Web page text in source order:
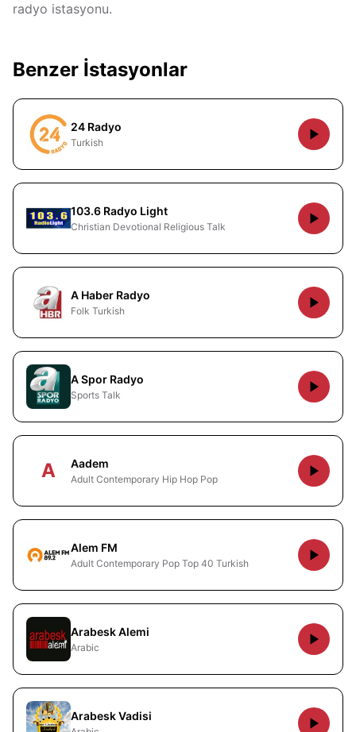
radyo istasyonu.
Benzer İstasyonlar
24 Radyo
Turkish
103.6 Radyo Light
Christian Devotional Religious Talk
A Haber Radyo
Folk Turkish
A Spor Radyo
Sports Talk
A Aadem
Adult Contemporary Hip Hop Pop
Alem FM
Adult Contemporary Pop Top 40 Turkish
Arabesk Alemi
Arabic
Arabesk Vadisi